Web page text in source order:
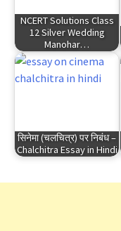
NCERT Solutions Class
12 Silver Wedding
Manohar…
सिनेमा (चलचित्र) पर निबंध –
Chalchitra Essay in Hindi